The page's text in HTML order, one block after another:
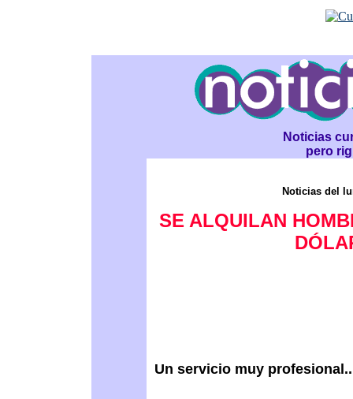
Noticias
pero
Noticias del
SE ALQUILAN
Un servicio muy